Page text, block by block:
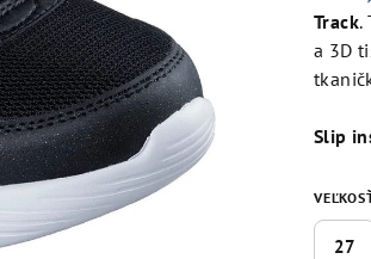
4,5
z
5
Track.
a 3D
Slip
27